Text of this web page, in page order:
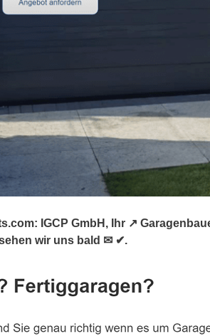
IGCP GmbH, Ihr ↗️
wir uns bald ✉ ✔.